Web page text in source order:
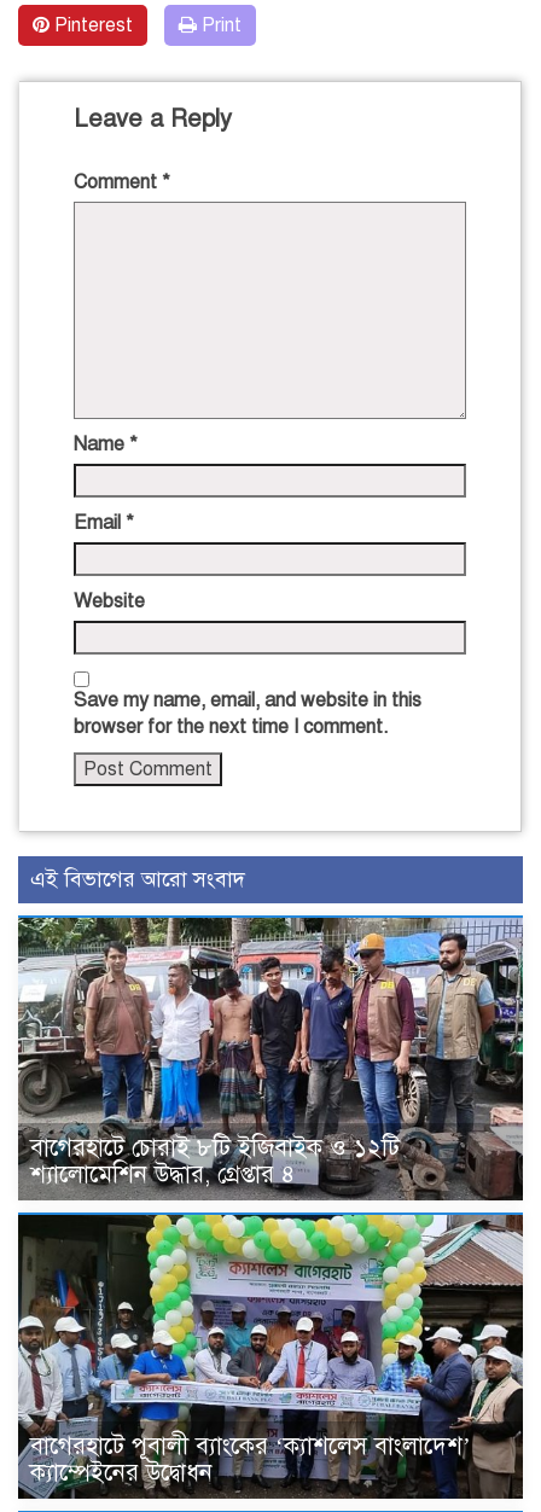
Pinterest Print
Leave a Reply
Comment *
Name *
Email *
Website
Save my name, email, and website in this
browser for the next time I comment.
এই বিভাগের আরো সংবাদ
বাগেরহাটে চোরাই ৮টি ইজিবাইক ও ১২টি
শ্যালোমেশিন উদ্ধার, গ্রেপ্তার ৪
বাগেরহাটে পূবালী ব্যাংকের ‘ক্যাশলেস বাংলাদেশ’
ক্যাম্পেইনের উদ্বোধন